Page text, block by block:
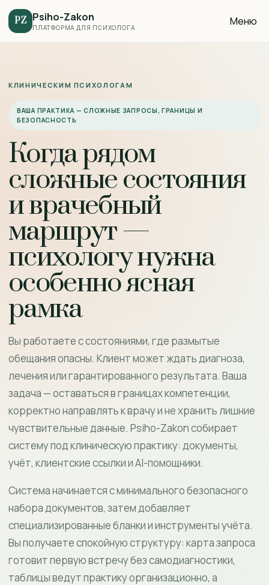
PZ Psiho-Zakon
ПЛАТФОРМА ДЛЯ ПСИХОЛОГА Меню
КЛИНИЧЕСКИМ ПСИХОЛОГАМ
ВАША ПРАКТИКА — СЛОЖНЫЕ ЗАПРОСЫ, ГРАНИЦЫ И
БЕЗОПАСНОСТЬ
Когда рядом
сложные состояния
и врачебный
маршрут —
психологу нужна
особенно ясная
рамка
Вы работаете с состояниями, где размытые
обещания опасны. Клиент может ждать диагноза,
лечения или гарантированного результата. Ваша
задача — оставаться в границах компетенции,
корректно направлять к врачу и не хранить лишние
чувствительные данные. Psiho-Zakon собирает
систему под клиническую практику: документы,
учёт, клиентские ссылки и AI-помощники.
Система начинается с минимального безопасного
набора документов, затем добавляет
специализированные бланки и инструменты учёта.
Вы получаете спокойную структуру: карта запроса
готовит первую встречу без самодиагностики,
таблицы ведут практику организационно, а